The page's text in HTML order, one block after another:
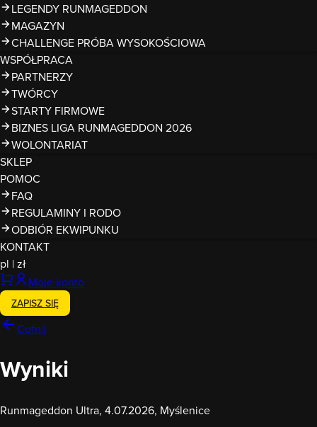
LEGENDY RUNMAGEDDON
MAGAZYN
CHALLENGE PRÓBA WYSOKOŚCIOWA
WSPÓŁPRACA
PARTNERZY
TWÓRCY
STARTY FIRMOWE
BIZNES LIGA RUNMAGEDDON 2026
WOLONTARIAT
SKLEP
POMOC
FAQ
REGULAMINY I RODO
ODBIÓR EKWIPUNKU
KONTAKT
pl |zł
Moje konto
ZAPISZ SIĘ
Cofnij
Wyniki
Runmageddon Ultra, 4.07.2026, Myślenice